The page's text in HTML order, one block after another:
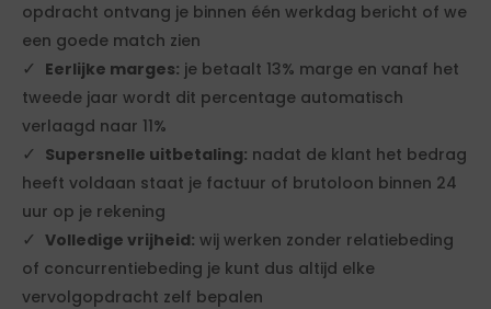
opdracht ontvang je binnen één werkdag bericht of we
een goede match zien
Eerlijke marges: je betaalt 13% marge en vanaf het
tweede jaar wordt dit percentage automatisch
verlaagd naar 11%
Supersnelle uitbetaling: nadat de klant het bedrag
heeft voldaan staat je factuur of brutoloon binnen 24
uur op je rekening
Volledige vrijheid: wij werken zonder relatiebeding
of concurrentiebeding je kunt dus altijd elke
vervolgopdracht zelf bepalen